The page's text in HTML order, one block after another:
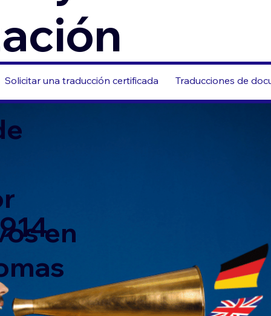
Solicitar una traducción certificada Traducciones de
en